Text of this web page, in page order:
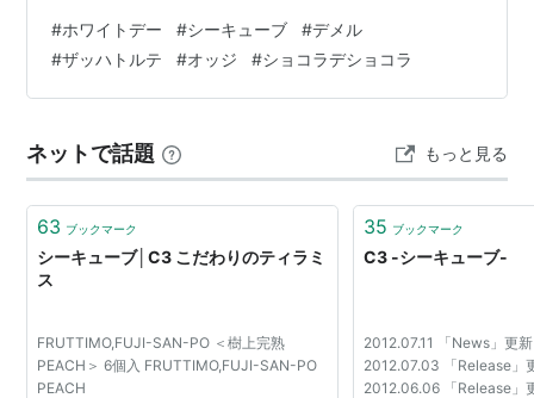
のお返しを買ってきました。 mwtnb.hateblo.jp 買ってき
たのが、こちら↓ 一番右が、妻へのお返しです。 シーキ
ューブさんの「焼きティラミス」と「サクッチ・ホロッ
す。 デメルさんの「ソリッドチョコ トライアングル」で
す。 真ん…
#ホワイトデー #シーキューブ #デメル
#ザッハトルテ #オッジ #ショコラデショコラ
ネットで話題 もっと見る
63 ブックマーク
シーキューブ│C3 こだわりのティラミ
ス
FRUTTIMO,FUJI-SAN-PO ＜樹上完熟
PEACH＞ 6個入 FRUTTIMO,FUJI-SAN-PO
PEACH
35 ブックマーク
C3 -シーキューブ-
2012.07.11 「News」更
2012.07.03 「Release」
2012.06.06 「Release」